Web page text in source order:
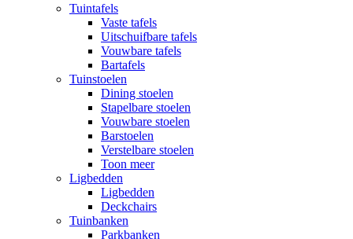
Tuintafels
Vaste tafels
Uitschuifbare tafels
Vouwbare tafels
Bartafels
Tuinstoelen
Dining stoelen
Stapelbare stoelen
Vouwbare stoelen
Barstoelen
Verstelbare stoelen
Toon meer
Ligbedden
Ligbedden
Deckchairs
Tuinbanken
Parkbanken